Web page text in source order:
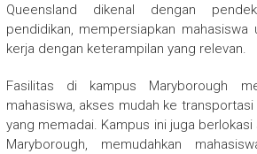
Queensland dikenal dengan
pendidikan, mempersiapkan mahasiswa
kerja dengan keterampilan yang relevan.
Fasilitas di kampus Maryborough
mahasiswa, akses mudah ke
yang memadai. Kampus ini juga
Maryborough, memudahkan